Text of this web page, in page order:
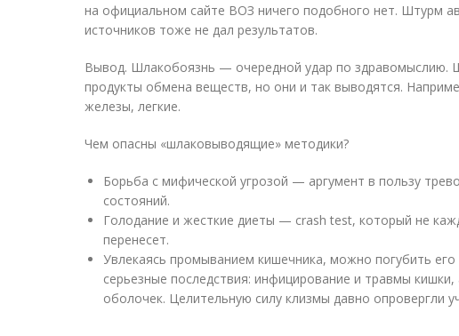
на официальном сайте ВОЗ ничего подобного нет. Штурм
источников тоже не дал результатов.
Вывод. Шлакобоязнь — очередной удар по здравомыслию.
продукты обмена веществ, но они и так выводятся.
железы, легкие.
Чем опасны «шлаковыводящие» методики?
Борьба с мифической угрозой — аргумент в пользу
состояний.
Голодание и жесткие диеты — crash test, который не
перенесет.
Увлекаясь промыванием кишечника, можно погубить
серьезные последствия: инфицирование и травмы кишки,
оболочек. Целительную силу клизмы давно опровергли